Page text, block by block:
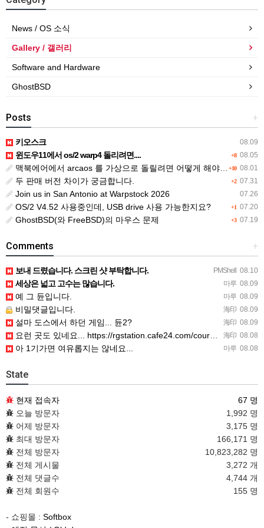
News / OS 소식
Gallery / 갤러리
Software and Hardware
GhostBSD
+
Posts
08.09
키오스크
+8 08.05
윈도우11에서 os/2 warp4 돌리려면....
+10 08.01
맥북에어에서 arcaos 를 가상으로 돌릴려면 어떻게 해야 하는 지요?
+2 07.31
두 판매 버전 차이가 궁금합니다.
07.26
Join us in San Antonio at Warpstock 2026
+1 07.20
OS/2 V4.52 사용중인데, USB drive 사용 가능한지요?
+3 07.19
GhostBSD(와 FreeBSD)의 마우스 문제
+
Comments
PMShell 08.10
보내 드렸습니다. 스크린 샷 부탁합니다.
마루 08.09
세상은 넓고 고수는 많습니다.
마루 08.09
예 그 듄입니다.
海印 08.09
비밀댓글입니다.
海印 08.09
설마 도스에서 하던 게임... 듄2?
海印 08.08
요런 곳도 있네요... https://rgstation.cafe24.com/course_tip/306500
마루 08.08
아 1기가면 여유롭지는 않네요...
State
현재 접속자
67 명
오늘 방문자
1,992 명
어제 방문자
3,175 명
최대 방문자
166,171 명
전체 방문자
10,823,282 명
전체 게시물
3,272 개
전체 댓글수
4,744 개
전체 회원수
155 명
- 쇼핑몰 : Softbox